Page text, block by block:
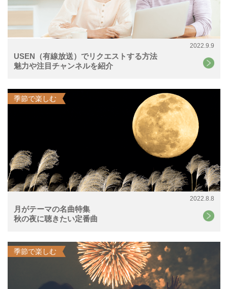
2022.9.9
USEN（有線放送）でリクエストする方法
魅力や注目チャンネルを紹介
2022.8.8
月がテーマの名曲特集
秋の夜に聴きたい定番曲
季節で楽しむ
季節で楽しむ